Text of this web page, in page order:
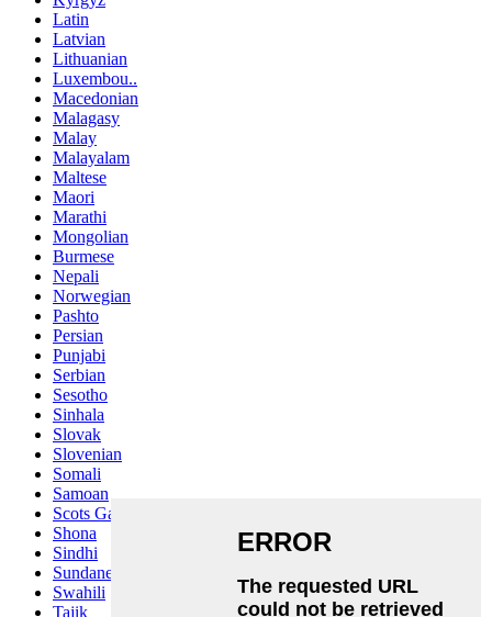
Latin
Latvian
Lithuanian
Luxembou..
Macedonian
Malagasy
Malay
Malayalam
Maltese
Maori
Marathi
Mongolian
Burmese
Nepali
Norwegian
Pashto
Persian
Punjabi
Serbian
Sesotho
Sinhala
Slovak
Slovenian
Somali
Samoan
Scots Gaelic
Shona
Sindhi
Sundanese
Swahili
Tajik